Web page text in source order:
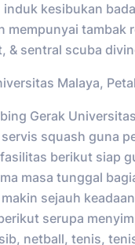
induk kesibukan
mempunyai tambak
& sentral scuba
Malaya,
Gerak
squash guna
berikut siap
masa tunggal
sejauh
serupa
netball, tenis,